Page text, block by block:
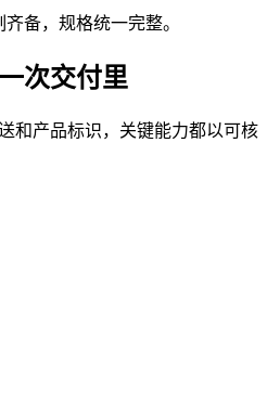
备，规格统一完整。
次交付里
和产品标识，关键能力都以可核